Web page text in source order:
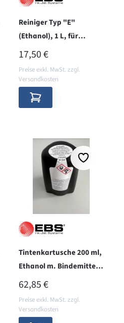
Reiniger Typ "E"
(Ethanol), 1 L, für
Sprühflaschen
REGULÄRER PREIS:
17,50 €
Preise exkl. MwSt. zzgl.
Versandkosten
Tintenkartusche 200 ml,
Ethanol m. Bindemittel,
schwarz
REGULÄRER PREIS:
62,85 €
Preise exkl. MwSt. zzgl.
Versandkosten